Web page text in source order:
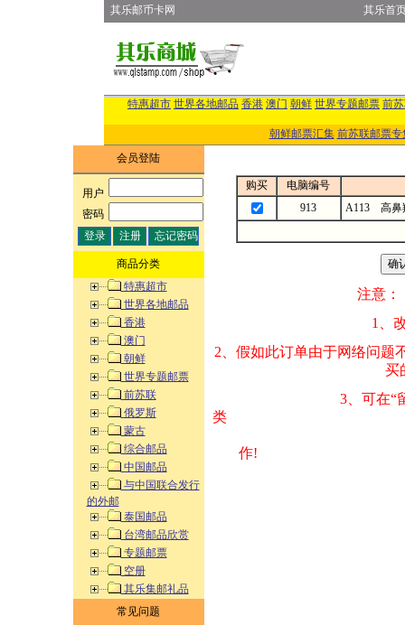
其乐邮币卡网 其乐首
特惠超市 世界各地邮品 香港 澳门 朝鲜 世界专题邮票 前
朝鲜邮票汇集 前苏联邮票专
会员登陆
用户:
密码:
商品分类
特惠超市
世界各地邮品
香港
澳门
朝鲜
世界专题邮票
前苏联
俄罗斯
蒙古
综合邮品
中国邮品
与中国联合发行
的外邮
泰国邮品
台湾邮品欣赏
专题邮票
空册
其乐集邮礼品
常见问题
购买
电脑编号
913
A113 高鼻
注意：
1、改变商品数量
2、假如此订单由
买的邮品的“
3、可在“
类 方式告之
作!